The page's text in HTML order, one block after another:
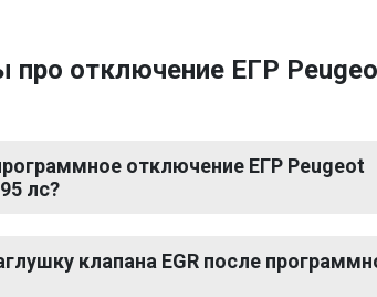
отключение ЕГР
отключение ЕГР Peugeot
лс?
клапана EGR после